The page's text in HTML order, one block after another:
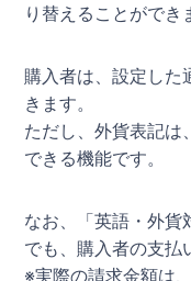
り替えることができ
購入者は、設定した
きます。
ただし、外貨表記は
できる機能です。
なお、「英語・外
でも、購入者の支払
※実際の請求金額は